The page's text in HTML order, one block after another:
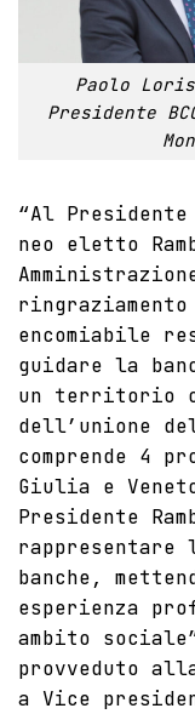
Paolo
Presidente
“Al Presidente
neo eletto
encomiabile
guidare la
un territorio
dell’unione
comprende 4
Giulia e
Presidente
banche,
esperienza
ambito
provveduto
a Vice